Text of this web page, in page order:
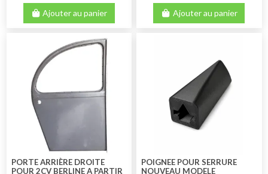
Ajouter au panier Ajouter au panier
PORTE ARRIÈRE DROITE
POUR 2CV BERLINE A PARTIR
POIGNEE POUR SERRURE
NOUVEAU MODELE